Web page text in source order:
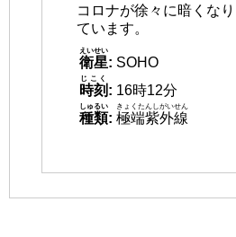
コロナが徐々に暗くな
ています。
衛星
えいせい
: SOHO
時刻
じこく
: 16時12分
種類
しゅるい
: 極端紫外線
きょくたんしがいせん